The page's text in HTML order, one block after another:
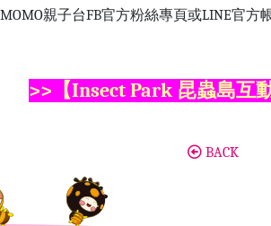
親子台FB官方粉絲專頁或LINE官方
>>【Insect Park 昆蟲島互動
BACK